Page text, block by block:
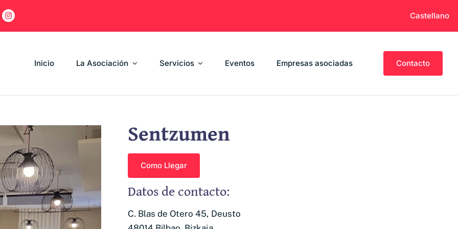
Castellano
Inicio La Asociación Servicios Eventos Empresas asociadas Contacto
Sentzumen
Como Llegar
Datos de contacto:
C. Blas de Otero 45, Deusto